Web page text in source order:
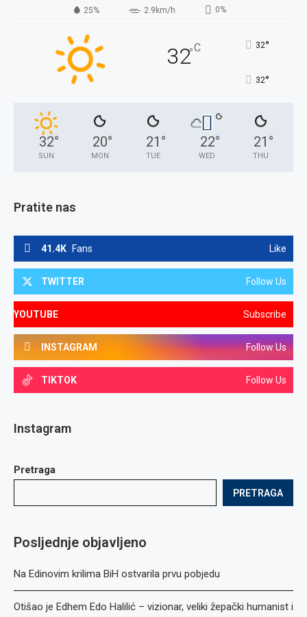
25% 2.9km/h 0%
32°C 32°
32°
32°
SUN
20°
MON
21 °
TUE
22°
WED
21 °
THU
Pratite nas
41.4K Fans Like
TWITTER Follow Us
YOUTUBE Subscribe
INSTAGRAM Follow Us
TIKTOK Follow Us
Instagram
Pretraga
PRETRAGA
Posljednje objavljeno
Na Edinovim krilima BiH ostvarila prvu pobjedu
Otišao je Edhem Edo Halilić – vizionar, veliki žepački humanist i